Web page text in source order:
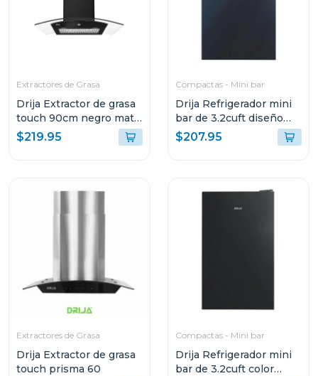
Extractores de Grasa
Drija Extractor de grasa
touch 90cm negro mate
prismatouch90
$219.95
Compactas - Mini bar
Drija Refrigerador mini
bar de 3.2cuft diseño
espejo mirror 3
$207.95
Extractores de Grasa
Drija Extractor de grasa
touch prisma 60
Compactas - Mini bar
Drija Refrigerador mini
bar de 3.2cuft color